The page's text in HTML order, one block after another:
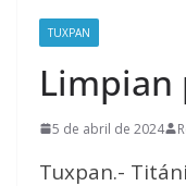
TUXPAN
Limpian
5 de abril de 2024
Tuxpan.-